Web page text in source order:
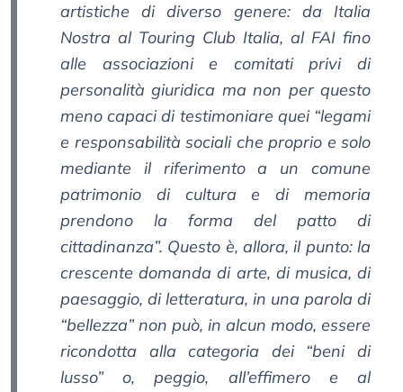
artistiche di diverso genere: da Italia
Nostra al Touring Club Italia, al FAI fino
alle associazioni e comitati privi di
personalità giuridica ma non per questo
meno capaci di testimoniare quei “legami
e responsabilità sociali che proprio e solo
mediante il riferimento a un comune
patrimonio di cultura e di memoria
prendono la forma del patto di
cittadinanza”. Questo è, allora, il punto: la
crescente domanda di arte, di musica, di
paesaggio, di letteratura, in una parola di
“bellezza” non può, in alcun modo, essere
ricondotta alla categoria dei “beni di
lusso” o, peggio, all’effimero e al